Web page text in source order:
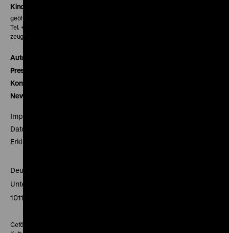
Kinokasse
geöffnet 30 Minuten vor Beginn der ersten Vorstellung
Tel. + 49 30 20304-770
zeughauskino@dhm.de
Autor*innen
Presse
Kontakt
Newsletter
Impressum
Datenschutz
Erklärung digitale Barrierefreiheit
Deutsches Historisches Museum
Unter den Linden 2
10117 Berlin
Gefördert mit Mitteln des Beauftragten der Bundesregierung für